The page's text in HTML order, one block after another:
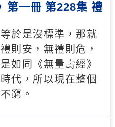
第一冊 第228集 禮
於是沒標準，那就
則安，無禮則危，
如同《無量壽經》
代，所以現在整個
窮。